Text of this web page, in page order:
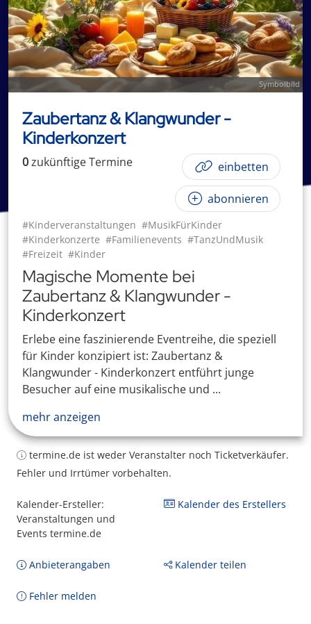
Symbolbild
Zaubertanz & Klangwunder -
Kinderkonzert
0zukünftigeTermine einbetten
abonnieren
#Kinderveranstaltungen #MusikFürKinder
#Kinderkonzerte #Familienevents #TanzUndMusik
#Freizeit #Kinder
Magische Momente bei
Zaubertanz & Klangwunder -
Kinderkonzert
Erlebe eine faszinierende Eventreihe, die speziell
für Kinder konzipiert ist: Zaubertanz &
Klangwunder - Kinderkonzert entführt junge
Besucher auf eine musikalische und ...
mehr anzeigen
termine.de ist weder Veranstalter noch Ticketverkäufer.
Fehler und Irrtümer vorbehalten.
Kalender-Ersteller:
Veranstaltungen und
Events termine.de
Kalender des Erstellers
Anbieterangaben Kalender teilen
Fehler melden